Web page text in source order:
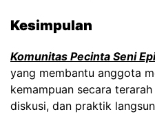
Kesimpulan
Komunitas Pecinta Seni
yang membantu anggota
kemampuan secara
diskusi, dan praktik